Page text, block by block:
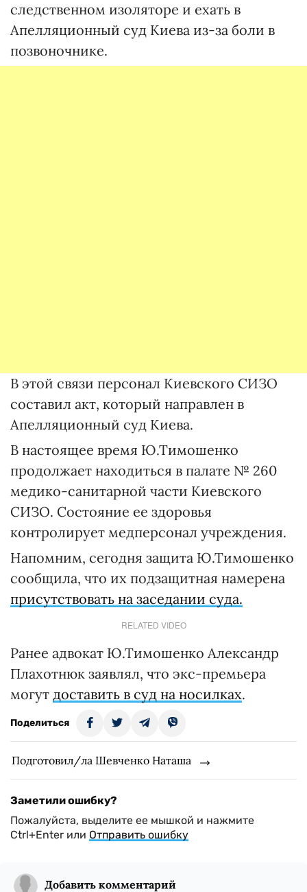
следственном изоляторе и ехать в
Апелляционный суд Киева из-за боли в
позвоночнике.
В этой связи персонал Киевского СИЗО
составил акт, который направлен в
Апелляционный суд Киева.
В настоящее время Ю.Тимошенко
продолжает находиться в палате № 260
медико-санитарной части Киевского
СИЗО. Состояние ее здоровья
контролирует медперсонал учреждения.
Напомним, сегодня защита Ю.Тимошенко
сообщила, что их подзащитная намерена
присутствовать на заседании суда.
RELATED VIDEO
Ранее адвокат Ю.Тимошенко Александр
Плахотнюк заявлял, что экс-премьера
могут доставить в суд на носилках.
Поделиться
Подготовил/ла Шевченко Наташа
Заметили ошибку?
Пожалуйста, выделите ее мышкой и нажмите
Ctrl+Enter или Отправить ошибку
Добавить комментарий